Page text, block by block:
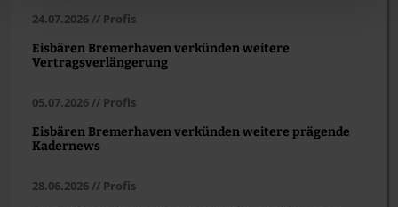
24.07.2026 // Profis
Eisbären Bremerhaven verkünden weitere
Vertragsverlängerung
05.07.2026 // Profis
Eisbären Bremerhaven verkünden weitere prägende
Kadernews
28.06.2026 // Profis